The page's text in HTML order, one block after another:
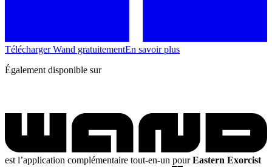
Télécharger Wand gratuitementEn savoir plus
Également disponible sur
est l’application complémentaire tout-en-un pourEastern Exorcist